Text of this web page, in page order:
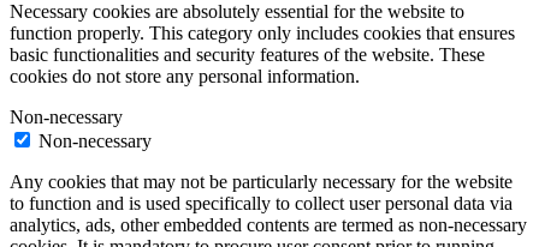
Necessary cookies are absolutely essential for the website to
function properly. This category only includes cookies that ensures
basic functionalities and security features of the website. These
cookies do not store any personal information.
Non-necessary
Non-necessary
Any cookies that may not be particularly necessary for the website
to function and is used specifically to collect user personal data via
analytics, ads, other embedded contents are termed as non-necessary